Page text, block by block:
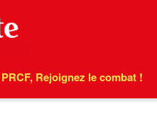
Rejoignez le combat !